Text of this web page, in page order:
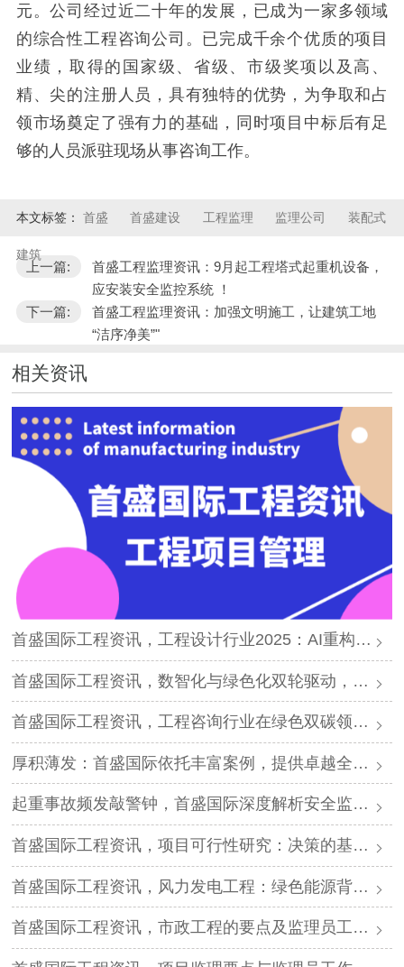
元。公司经过近二十年的发展，已成为一家多领域
的综合性工程咨询公司。已完成千余个优质的项目
业绩，取得的国家级、省级、市级奖项以及高、
精、尖的注册人员，具有独特的优势，为争取和占
领市场奠定了强有力的基础，同时项目中标后有足
够的人员派驻现场从事咨询工作。
本文标签： 首盛 首盛建设 工程监理 监理公司 装配式
建筑
上一篇:
首盛工程监理资讯：9月起工程塔式起重机设备，
应安装安全监控系统 ！
下一篇:
首盛工程监理资讯：加强文明施工，让建筑工地
“洁序净美”"
相关资讯
首盛国际工程资讯，工程设计行业2025：AI重构、绿色转型与全链整合新纪元
首盛国际工程资讯，数智化与绿色化双轮驱动，工程咨询业迎千亿新蓝海
首盛国际工程资讯，工程咨询行业在绿色双碳领域的发展科普
厚积薄发：首盛国际依托丰富案例，提供卓越全过程工程咨询
起重事故频发敲警钟，首盛国际深度解析安全监理核心防线
首盛国际工程资讯，项目可行性研究：决策的基石与首盛国际的专业护航
首盛国际工程资讯，风力发电工程：绿色能源背后的技术攻坚与首盛国际的专业力量
首盛国际工程资讯，市政工程的要点及监理员工工程指南